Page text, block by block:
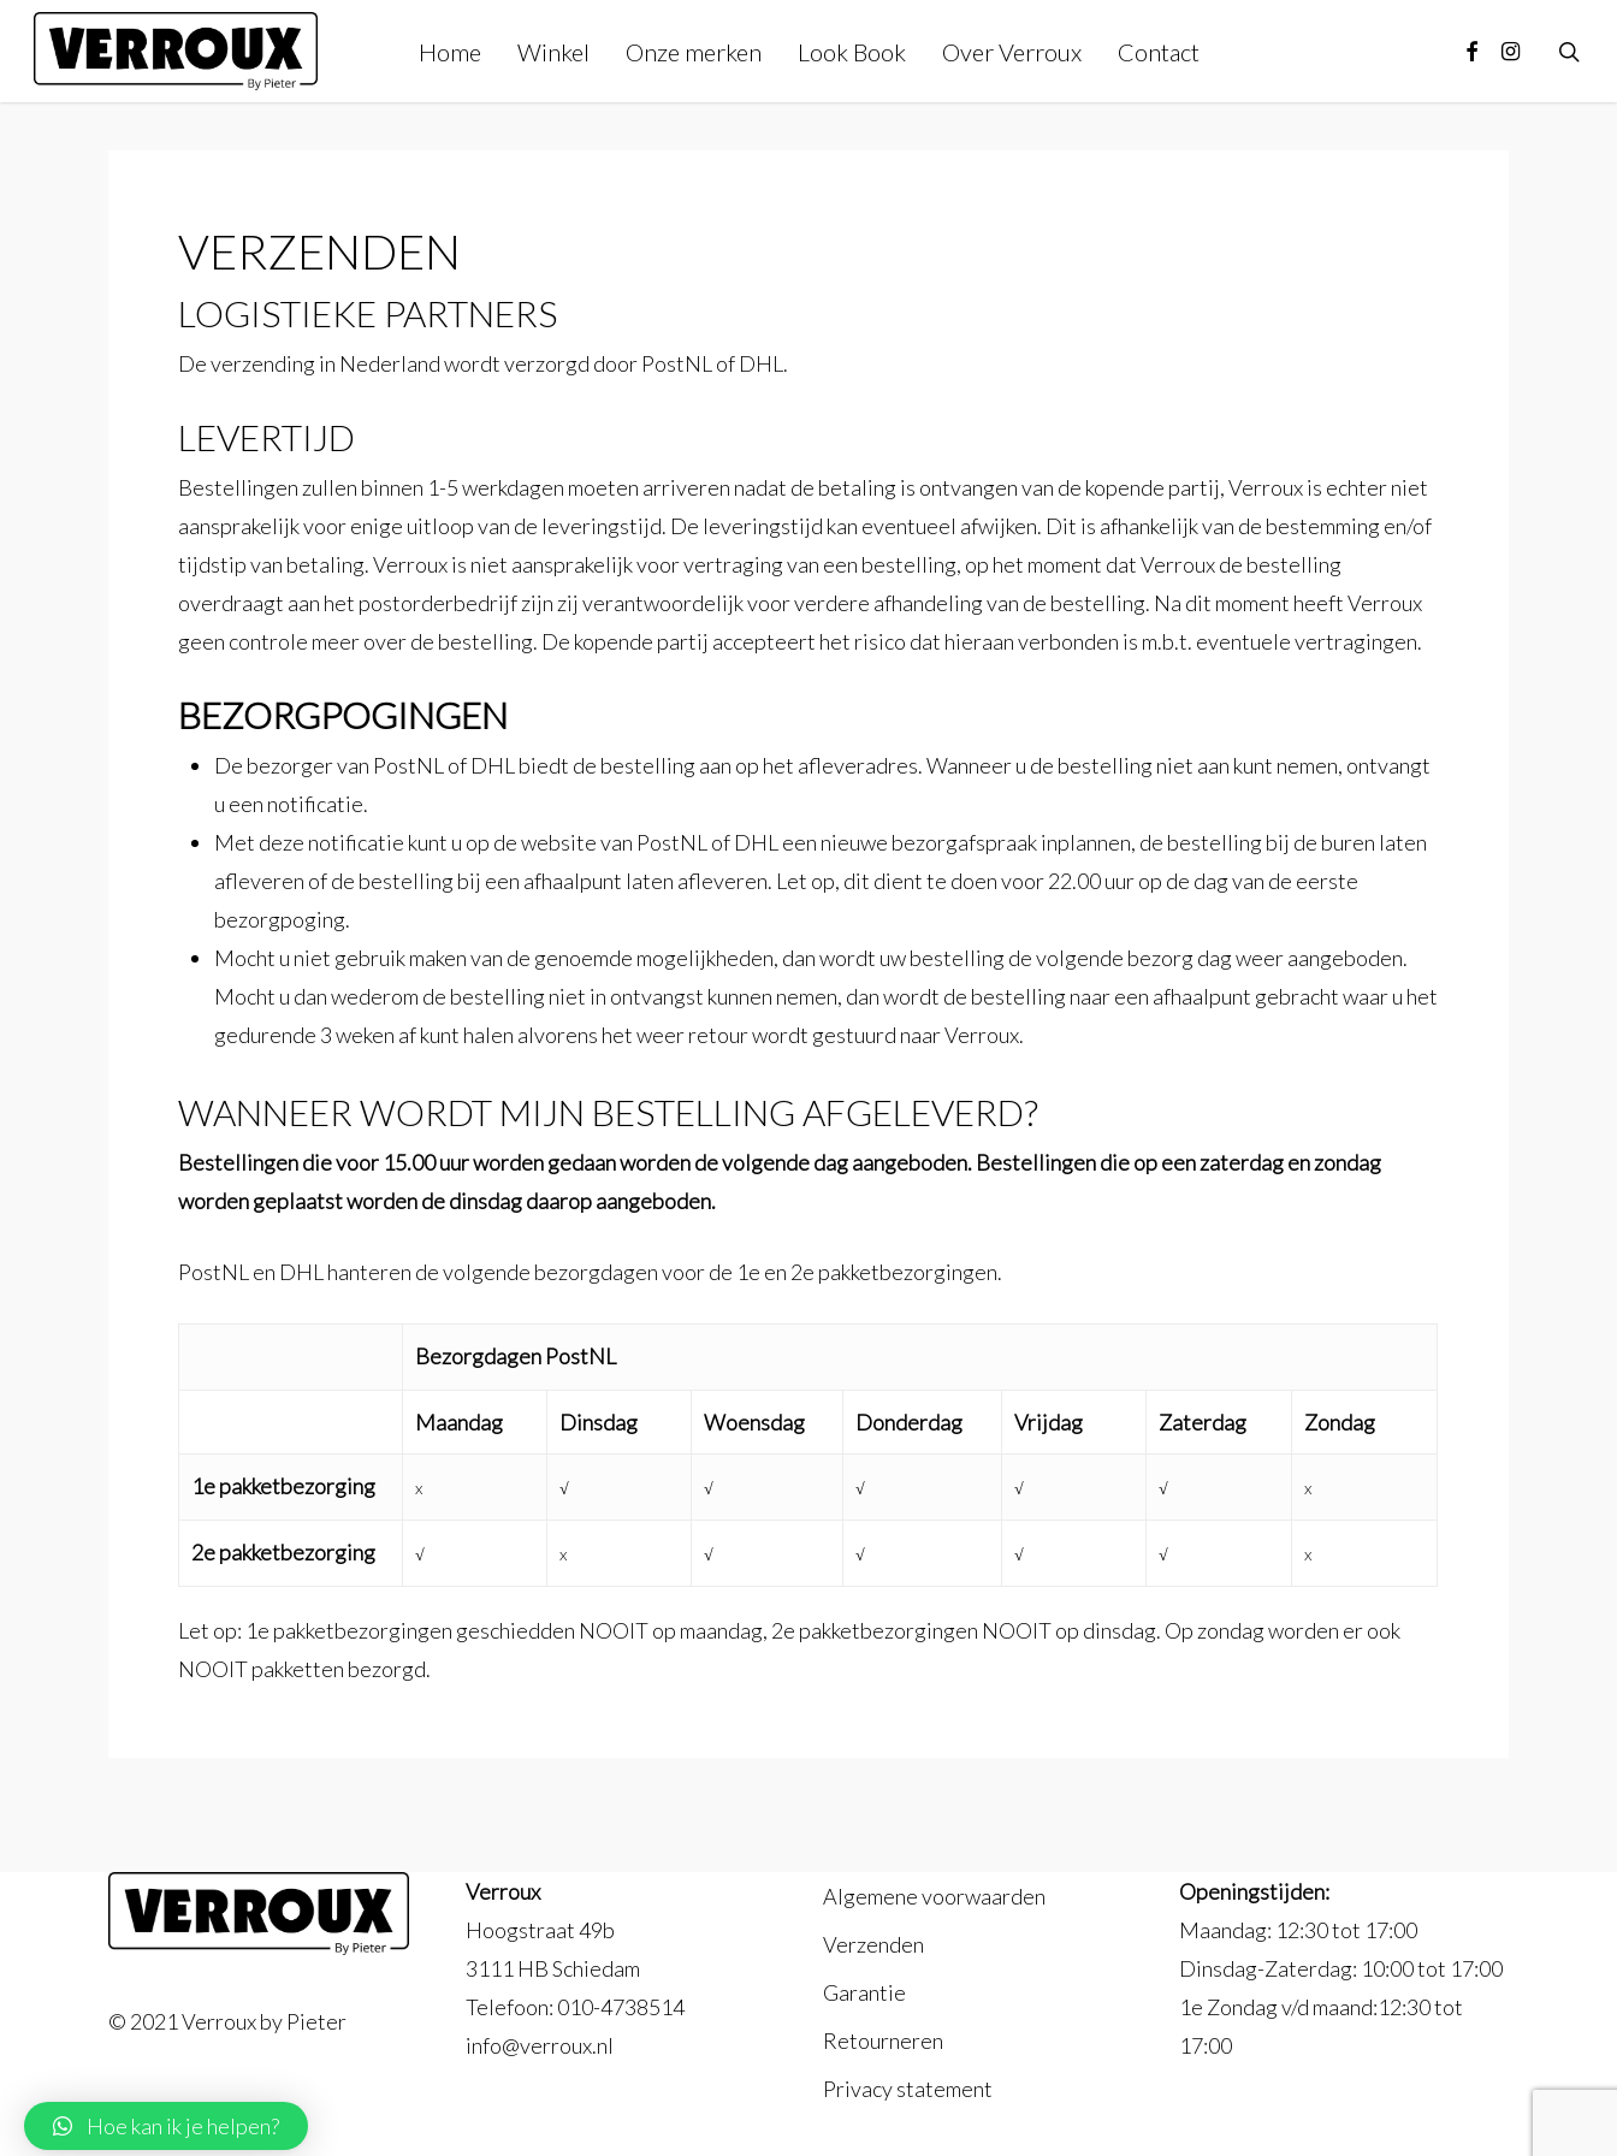
Skip
Home Winkel Onze merken Look Book Over Verroux Contact facebookinstagram
VERZENDEN
LOGISTIEKE PARTNERS
De verzending in Nederland wordt verzorgd door PostNL of DHL.
LEVERTIJD
Bestellingen zullen binnen 1-5 werkdagen moeten arriveren nadat de betaling is ontvangen van de kopende partij, Verroux is echter niet
aansprakelijk voor enige uitloop van de leveringstijd. De leveringstijd kan eventueel afwijken. Dit is afhankelijk van de bestemming en/of
tijdstip van betaling. Verroux is niet aansprakelijk voor vertraging van een bestelling, op het moment dat Verroux de bestelling
overdraagt aan het postorderbedrijf zijn zij verantwoordelijk voor verdere afhandeling van de bestelling. Na dit moment heeft Verroux
geen controle meer over de bestelling. De kopende partij accepteert het risico dat hieraan verbonden is m.b.t. eventuele vertragingen.
BEZORGPOGINGEN
De bezorger van PostNL of DHL biedt de bestelling aan op het afleveradres. Wanneer u de bestelling niet aan kunt nemen, ontvangt
u een notificatie.
Met deze notificatie kunt u op de website van PostNL of DHL een nieuwe bezorgafspraak inplannen, de bestelling bij de buren laten
afleveren of de bestelling bij een afhaalpunt laten afleveren. Let op, dit dient te doen voor 22.00 uur op de dag van de eerste
bezorgpoging.
Mocht u niet gebruik maken van de genoemde mogelijkheden, dan wordt uw bestelling de volgende bezorg dag weer aangeboden.
Mocht u dan wederom de bestelling niet in ontvangst kunnen nemen, dan wordt de bestelling naar een afhaalpunt gebracht waar u het
gedurende 3 weken af kunt halen alvorens het weer retour wordt gestuurd naar Verroux.
WANNEER WORDT MIJN BESTELLING AFGELEVERD?
Bestellingen die voor 15.00 uur worden gedaan worden de volgende dag aangeboden. Bestellingen die op een zaterdag en zondag
worden geplaatstworden de dinsdag daarop aangeboden.
PostNL en DHL hanteren de volgende bezorgdagen voor de 1e en 2e pakketbezorgingen.
Bezorgdagen PostNL
Maandag Dinsdag Woensdag Donderdag Vrijdag Zaterdag Zondag
1e pakketbezorging x √ √ √ √ √ x
2e pakketbezorging √ x √ √ √ √ x
Let op: 1e pakketbezorgingen geschiedden NOOIT op maandag, 2e pakketbezorgingen NOOIT op dinsdag. Op zondag worden er ook
NOOIT pakketten bezorgd.
© 2021 Verroux by Pieter
Verroux
Hoogstraat 49b
3111 HB Schiedam
Telefoon: 010-4738514
info@verroux.nl
Algemene voorwaarden
Verzenden
Garantie
Retourneren
Privacy statement
Openingstijden:
Maandag: 12:30 tot 17:00
Dinsdag-Zaterdag: 10:00 tot 17:00
1e Zondag v/d maand:12:30 tot
17:00
Hoe kan ik je helpen?